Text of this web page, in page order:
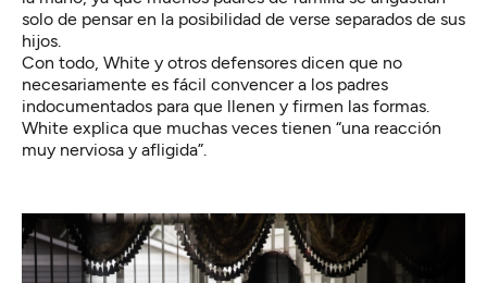
solo de pensar en la posibilidad de verse separados de sus
hijos.
Con todo, White y otros defensores dicen que no
necesariamente es fácil convencer a los padres
indocumentados para que llenen y firmen las formas.
White explica que muchas veces tienen “una reacción
muy nerviosa y afligida”.